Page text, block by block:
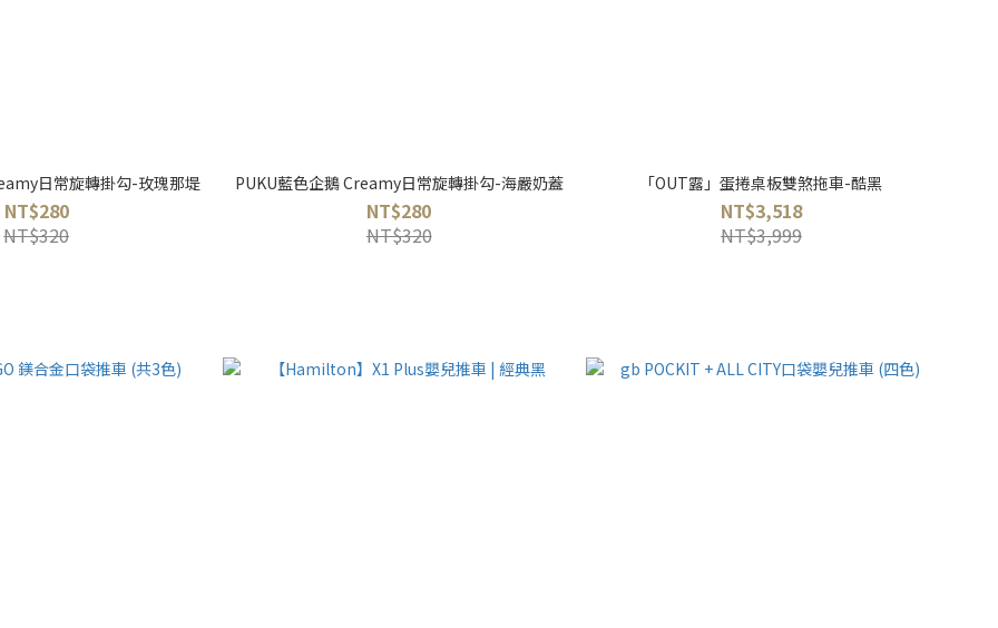
藍色企鵝 Creamy日常旋轉掛勾-玫瑰那堤
NT$280
NT$320
PUKU藍色企鵝 Creamy日常旋轉掛勾-海嚴奶蓋
NT$280
NT$320
「OUT露」蛋捲桌板雙煞拖車-酷黑
NT$3,518
NT$3,999